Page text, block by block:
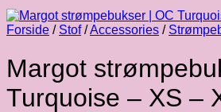
Forside / Stof /Accessories /
Margot
Turquoise – XS –